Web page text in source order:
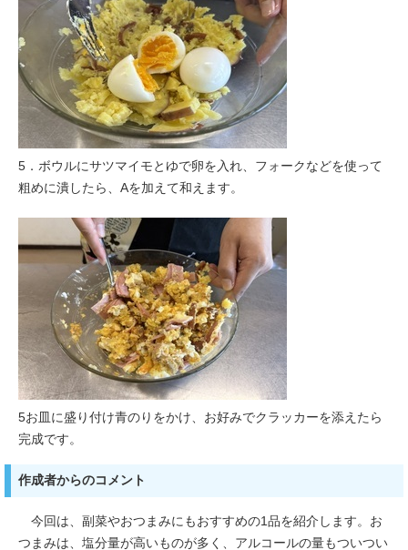
5．ボウルにサツマイモとゆで卵を入れ、フォークなどを使って
粗めに潰したら、Aを加えて和えます。
5お皿に盛り付け青のりをかけ、お好みでクラッカーを添えたら
完成です。
作成者からのコメント
今回は、副菜やおつまみにもおすすめの1品を紹介します。お
つまみは、塩分量が高いものが多く、アルコールの量もついつい